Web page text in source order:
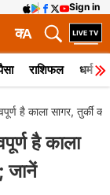
Sign in
A
क
राशिफल धर्म
है काला सागर, तुर्की
है काला
जानें